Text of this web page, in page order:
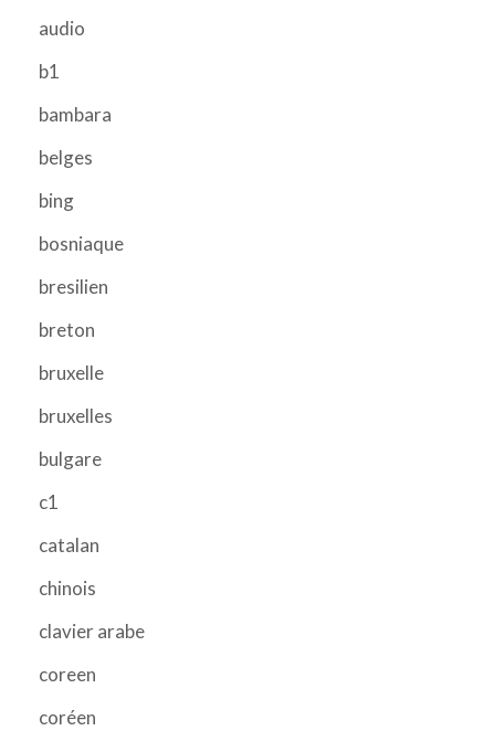
audio
b1
bambara
belges
bing
bosniaque
bresilien
breton
bruxelle
bruxelles
bulgare
c1
catalan
chinois
clavier arabe
coreen
coréen